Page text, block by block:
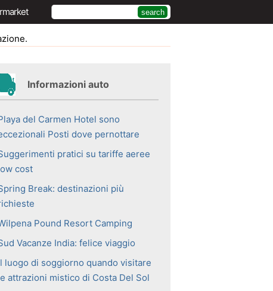
Informazioni auto
del Carmen Hotel sono
Posti dove pernottare
pratici su tariffe aeree
cost
Break: destinazioni più
Pound Resort Camping
Vacanze India: felice viaggio
luogo di soggiorno quando visitare
attrazioni mistico di Costa Del Sol